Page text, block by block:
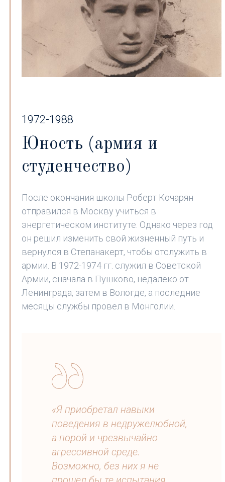
1972-1988
Юность (армия и
студенчество)
После окончания школы Роберт Кочарян
отправился в Москву учиться в
энергетическом институте. Однако через год
он решил изменить свой жизненный путь и
вернулся в Степанакерт, чтобы отслужить в
армии. В 1972-1974 гг. служил в Советской
Армии, сначала в Пушково, недалеко от
Ленинграда, затем в Вологде, а последние
месяцы службы провел в Монголии.
«Я приобретал навыки
поведения в недружелюбной,
а порой и чрезвычайно
агрессивной среде.
Возможно, без них я не